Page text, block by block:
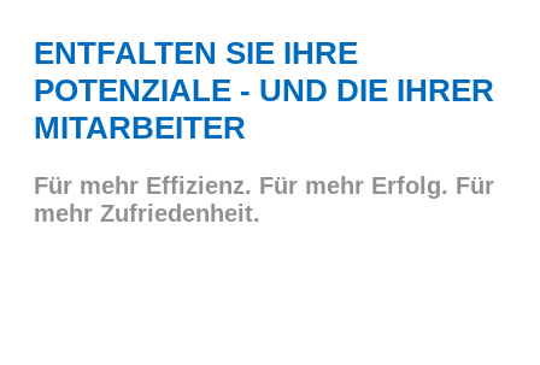
ENTFALTEN SIE IHRE
POTENZIALE - UND DIE IHRER
MITARBEITER
Für mehr Effizienz. Für mehr Erfolg. Für
mehr Zufriedenheit.